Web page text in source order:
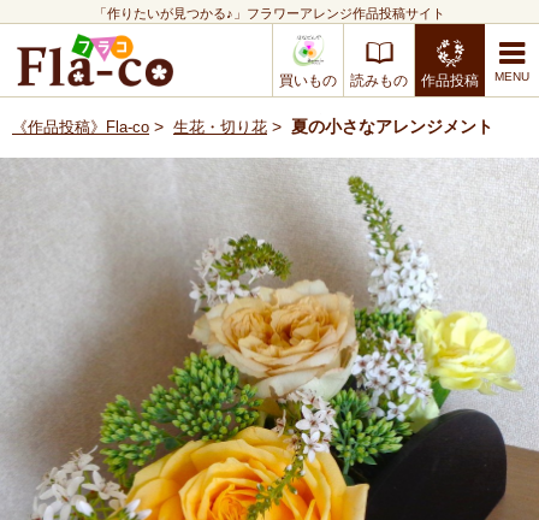
「作りたいが見つかる♪」フラワーアレンジ作品投稿サイト
買いもの 読みもの 作品投稿
《作品投稿》Fla-co > 生花・切り花 > 夏の小さなアレンジメント